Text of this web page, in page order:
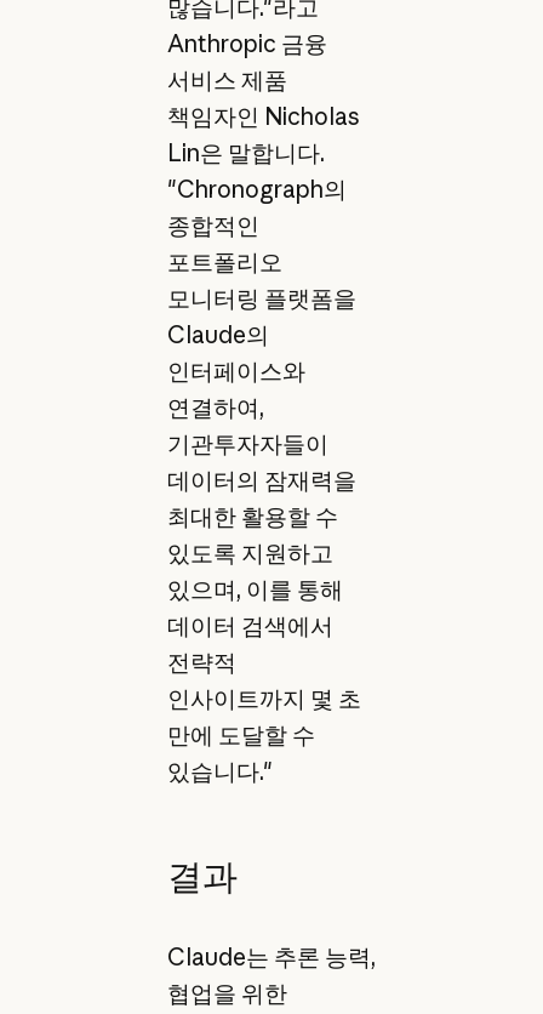
많습니다."라고
Anthropic 금융
서비스 제품
책임자인 Nicholas
Lin은 말합니다.
"Chronograph의
종합적인
포트폴리오
모니터링 플랫폼을
Claude의
인터페이스와
연결하여,
기관투자자들이
데이터의 잠재력을
최대한 활용할 수
있도록 지원하고
있으며, 이를 통해
데이터 검색에서
전략적
인사이트까지 몇 초
만에 도달할 수
있습니다."
결과
Claude는 추론 능력,
협업을 위한